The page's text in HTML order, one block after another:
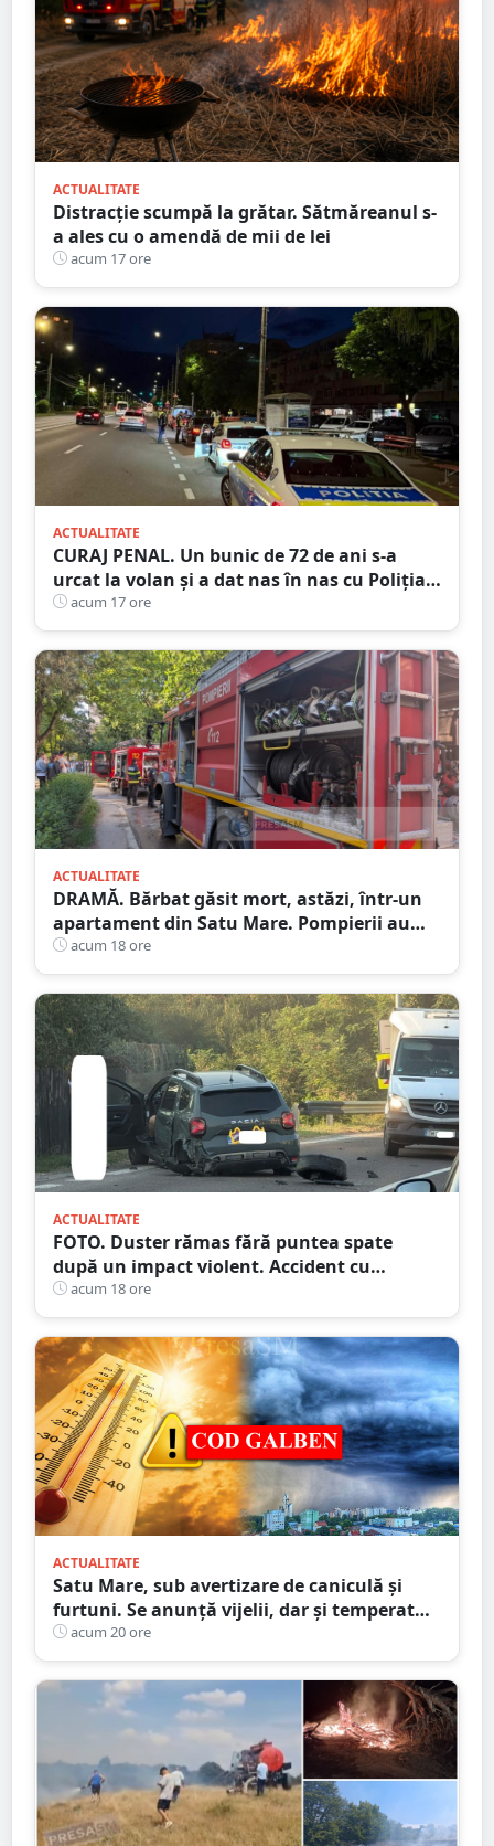
ACTUALITATE
Distracție scumpă la grătar. Sătmăreanul s-
a ales cu o amendă de mii de lei
acum 17 ore
ACTUALITATE
CURAJ PENAL. Un bunic de 72 de ani s-a
urcat la volan și a dat nas în nas cu Poliția
Satu Mare
acum 17 ore
ACTUALITATE
DRAMĂ. Bărbat găsit mort, astăzi, într-un
apartament din Satu Mare. Pompierii au
spart ușa
acum 18 ore
ACTUALITATE
FOTO. Duster rămas fără puntea spate
după un impact violent. Accident cu
implicarea unei mașini din Satu Mare
acum 18 ore
ACTUALITATE
Satu Mare, sub avertizare de caniculă și
furtuni. Se anunță vijelii, dar și temperaturi
ridicate. Avertizarea ANM
acum 20 ore